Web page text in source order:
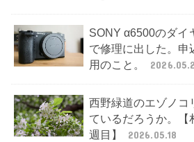
SONY α6500のダイ
で修理に出した。申
用のこと。
西野緑道のエゾノコ
ているだろうか。
週目】
2026.05.18